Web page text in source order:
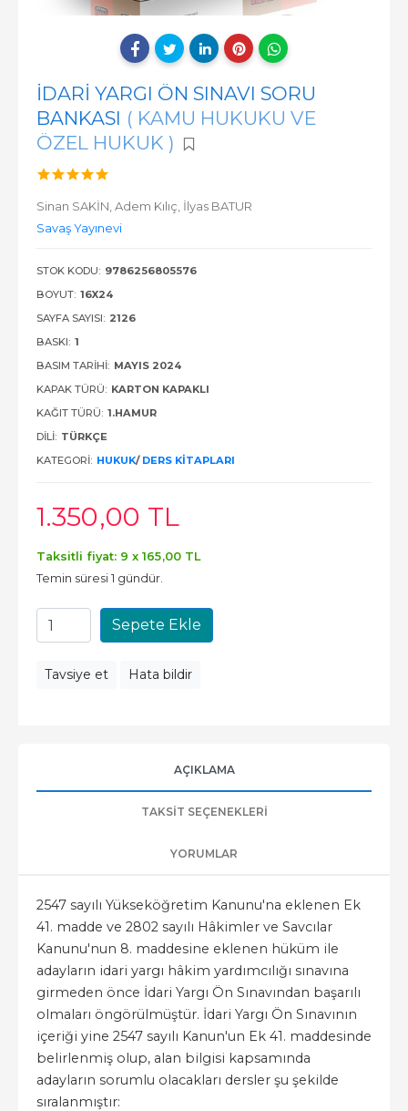
İDARİ YARGI ÖN SINAVI SORU
BANKASI ( KAMU HUKUKU VE
ÖZEL HUKUK )
Sinan SAKİN, Adem Kılıç, İlyas BATUR
Savaş Yayınevi
STOK KODU: 9786256805576
BOYUT: 16X24
SAYFA SAYISI: 2126
BASKI: 1
BASIM TARIHI: MAYIS 2024
KAPAK TÜRÜ: KARTON KAPAKLI
KAĞIT TÜRÜ: 1.HAMUR
DILI: TÜRKÇE
KATEGORI: HUKUK/ DERS KITAPLARI
1.350,00 TL
Taksitli fiyat: 9 x 165,00 TL
Temin süresi 1 gündür.
Sepete Ekle
Tavsiye et Hata bildir
AÇIKLAMA
TAKSIT SEÇENEKLERI
YORUMLAR
2547 sayılı Yükseköğretim Kanunu'na eklenen Ek
41. madde ve 2802 sayılı Hâkimler ve Savcılar
Kanunu'nun 8. maddesine eklenen hüküm ile
adayların idari yargı hâkim yardımcılığı sınavına
girmeden önce İdari Yargı Ön Sınavından başarılı
olmaları öngörülmüştür. İdari Yargı Ön Sınavının
içeriği yine 2547 sayılı Kanun'un Ek 41. maddesinde
belirlenmiş olup, alan bilgisi kapsamında
adayların sorumlu olacakları dersler şu şekilde
sıralanmıştır: